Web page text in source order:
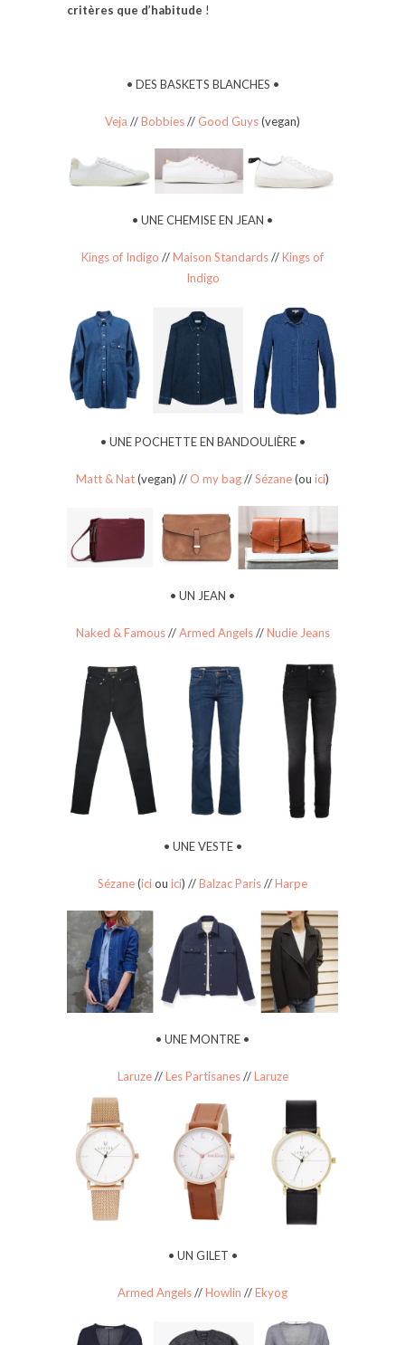
critères que d’habitude !
• DES BASKETS BLANCHES •
Veja //Bobbies// Good Guys(vegan)
• UNE CHEMISE EN JEAN •
Kings of Indigo //Maison Standards//Kings of
Indigo
• UNE POCHETTE EN BANDOULIÈRE •
Matt & Nat(vegan) // O my bag//Sézane(ou ici)
• UN JEAN •
Naked & Famous//Armed Angels//Nudie Jeans
• UNE VESTE •
Sézane(iciou ici) //Balzac Paris//Harpe
• UNE MONTRE •
Laruze//Les Partisanes//Laruze
• UN GILET •
Armed Angels//Howlin //Ekyog